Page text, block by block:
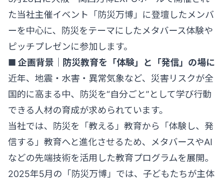
た当社主催イベント「防災万博」に登壇したメンバ
ーを中心に、防災をテーマにしたメタバース体験や
ピッチプレゼンに参加します。
■ 企画背景｜防災教育を「体験」と「発信」の場に
近年、地震・水害・異常気象など、災害リスクが全
国的に高まる中、防災を“自分ごと”として学び行動
できる人材の育成が求められています。
当社では、防災を「教える」教育から「体験し、発
信する」教育へと進化させるため、メタバースやAI
などの先端技術を活用した教育プログラムを展開。
2025年5月の「防災万博」では、子どもたちが主体